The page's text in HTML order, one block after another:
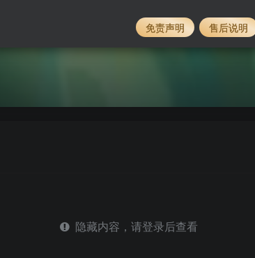
隐藏内容，请登录后查看
免责声明 售后说明